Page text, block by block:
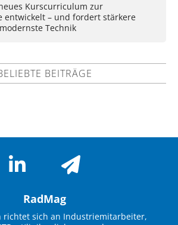
Kurscurriculum zur
entwickelt – und fordert stärkere
Technik
BEITRÄGE
RadMag
richtet sich an Industriemitarbeiter,